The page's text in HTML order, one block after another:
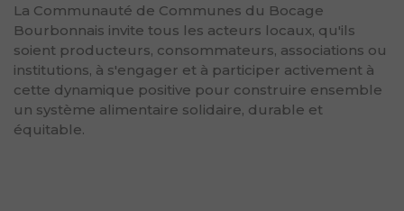
La Communauté de Communes du Bocage
Bourbonnais invite tous les acteurs locaux, qu'ils
soient producteurs, consommateurs, associations ou
institutions, à s'engager et à participer activement à
cette dynamique positive pour construire ensemble
un système alimentaire solidaire, durable et
équitable.